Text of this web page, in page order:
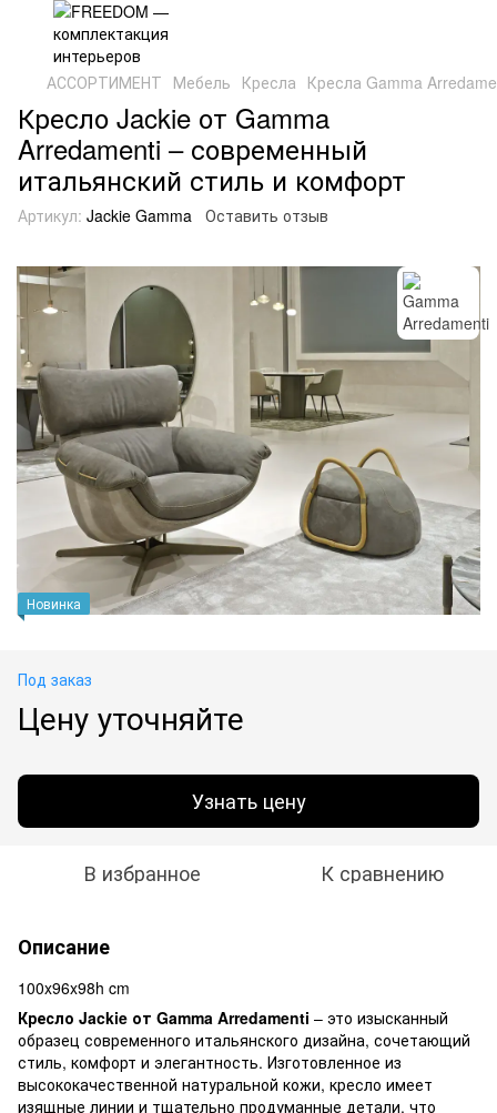
АССОРТИМЕНТ Мебель Кресла Кресла Gamma
Кресло Jackie от Gamma
Arredamenti – современный
итальянский стиль и комфорт
Артикул: Jackie Gamma Оставить отзыв
Новинка
Под заказ
Цену уточняйте
Узнать цену
В избранное К сравнению
Описание
100x96x98h cm
Кресло Jackie от Gamma Arredamenti – это изысканный
образец современного итальянского дизайна, сочетающий
стиль, комфорт и элегантность. Изготовленное из
высококачественной натуральной кожи, кресло имеет
изящные линии и тщательно продуманные детали, что